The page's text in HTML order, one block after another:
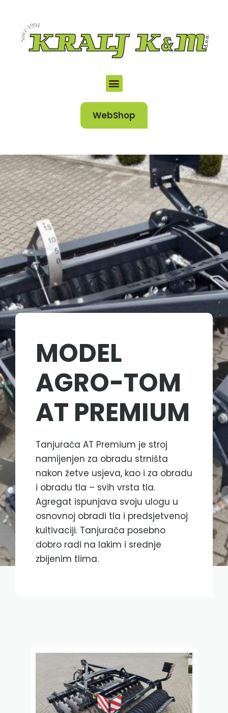
WebShop
MODEL
AGRO-TOM
AT PREMIUM​
Tanjurača AT Premium je stroj
namijenjen za obradu strništa
nakon žetve usjeva, kao i za obradu
i obradu tla – svih vrsta tla.
Agregat ispunjava svoju ulogu u
osnovnoj obradi tla i predsjetvenoj
kultivaciji. Tanjurača posebno
dobro radi na lakim i srednje
zbijenim tlima.